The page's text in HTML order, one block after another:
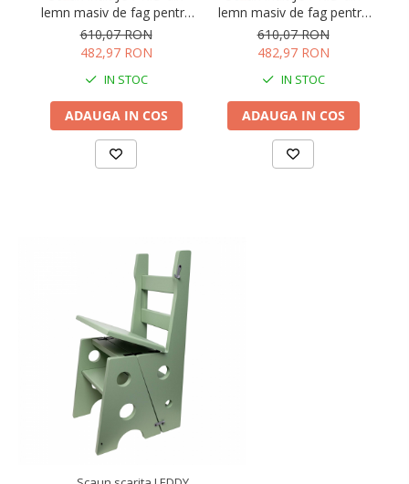
lemn masiv de fag pentru
copii 45x62 cm culoare
natur
610,07 RON
482,97 RON
IN STOC
ADAUGA IN COS
lemn masiv de fag pentru
copii 45x62 cm culoare
colonial
610,07 RON
482,97 RON
IN STOC
ADAUGA IN COS